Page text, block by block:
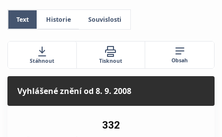
Text Historie Souvislosti
Stáhnout Tisknout Obsah
Vyhlášené zněníod 8. 9. 2008
332